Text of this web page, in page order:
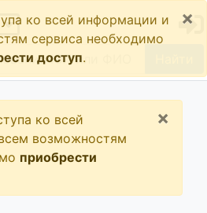
ко всей информации и
сервиса необходимо
доступ.
×
ко всей
возможностям
приобрести
×